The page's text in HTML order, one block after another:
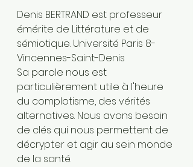
Denis BERTRAND est professeur
émérite de Littérature et de
sémiotique. Université Paris 8-
Vincennes-Saint-Denis
Sa parole nous est
particulièrement utile à l'heure
du complotisme, des vérités
alternatives. Nous avons besoin
de clés qui nous permettent de
décrypter et agir au sein monde
de la santé.